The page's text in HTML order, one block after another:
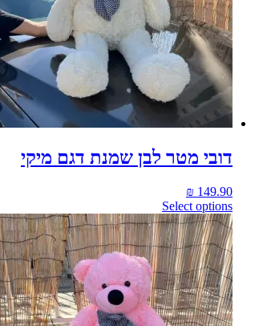
דובי מטר לבן שמנת דגם מיקי
₪ 149.90
Select options